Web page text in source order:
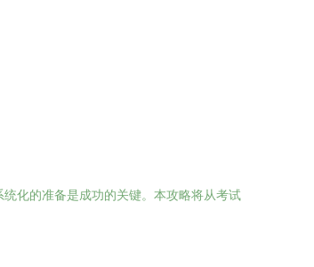
化的准备是成功的关键。本攻略将从考试